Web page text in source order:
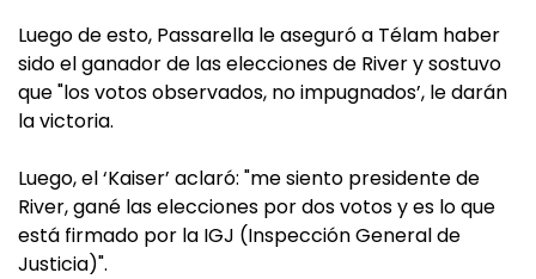
Luego de esto, Passarella le aseguró a Télam haber
sido el ganador de las elecciones de River y sostuvo
que "los votos observados, no impugnados’, le darán
la victoria.
Luego, el ‘Kaiser’ aclaró: "me siento presidente de
River, gané las elecciones por dos votos y es lo que
está firmado por la IGJ (Inspección General de
Justicia)".